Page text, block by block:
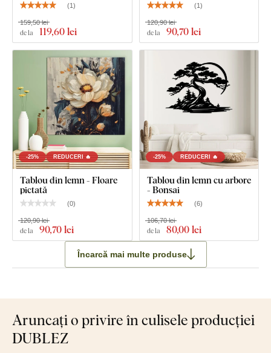
(1)
de la 119,60 lei
159,50 lei
(1)
de la 90,70 lei
120,90 lei
-25% REDUCERI 🔥
Tablou din lemn - Floare
pictată
(0)
de la 90,70 lei
120,90 lei
-25% REDUCERI 🔥
Tablou din lemn cu arbore
- Bonsai
(6)
de la 80,00 lei
106,70 lei
Încarcă mai multe produse
Aruncați o privire în culisele producției
DUBLEZ